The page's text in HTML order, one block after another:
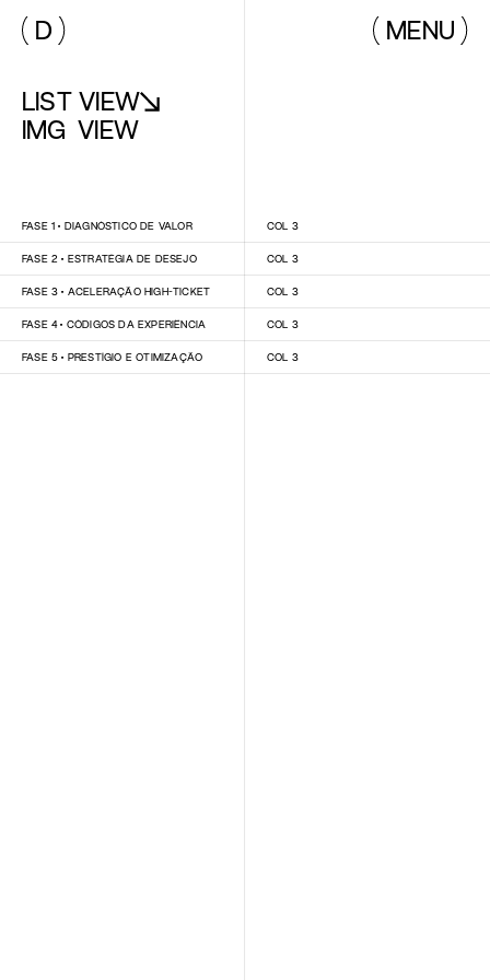
D MENU
LIST VIEW
IMG  VIEW
FASE 1 • DIAGNÓSTICO DE VALOR COL 3
FASE 2 • ESTRATÉGIA DE DESEJO COL 3
FASE 3 • ACELERAÇÃO HIGH-TICKET COL 3
FASE 4 • CÓDIGOS DA EXPERIÊNCIA COL 3
FASE 5 • PRESTÍGIO E OTIMIZAÇÃO COL 3